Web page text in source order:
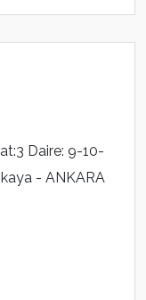
Daire: 9-10-
- ANKARA